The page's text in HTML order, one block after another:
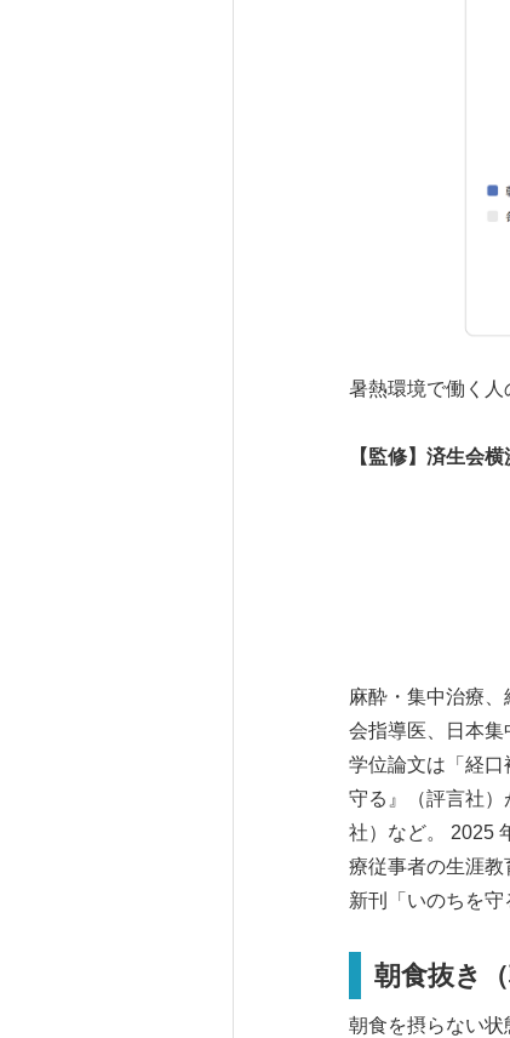
暑熱環境で働く人
【監修】済生会
麻酔・集中治療
会指導医、日本集
学位論文は「経
守る』（評言社
社）など。 2025
療従事者の生涯教
新刊「いのちを
朝食抜き
朝食を摂らない